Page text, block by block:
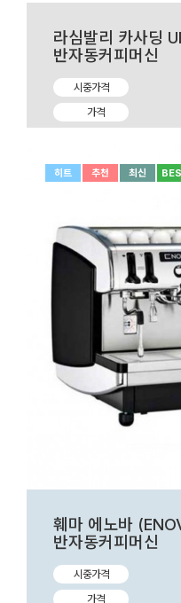
라심발리 카사딩
반자동커피머신
시중가격
가격
훼마 에노바
반자동커피머신
시중가격
가격
히트 추천 최신